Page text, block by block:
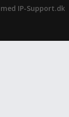
IP-Support.dk